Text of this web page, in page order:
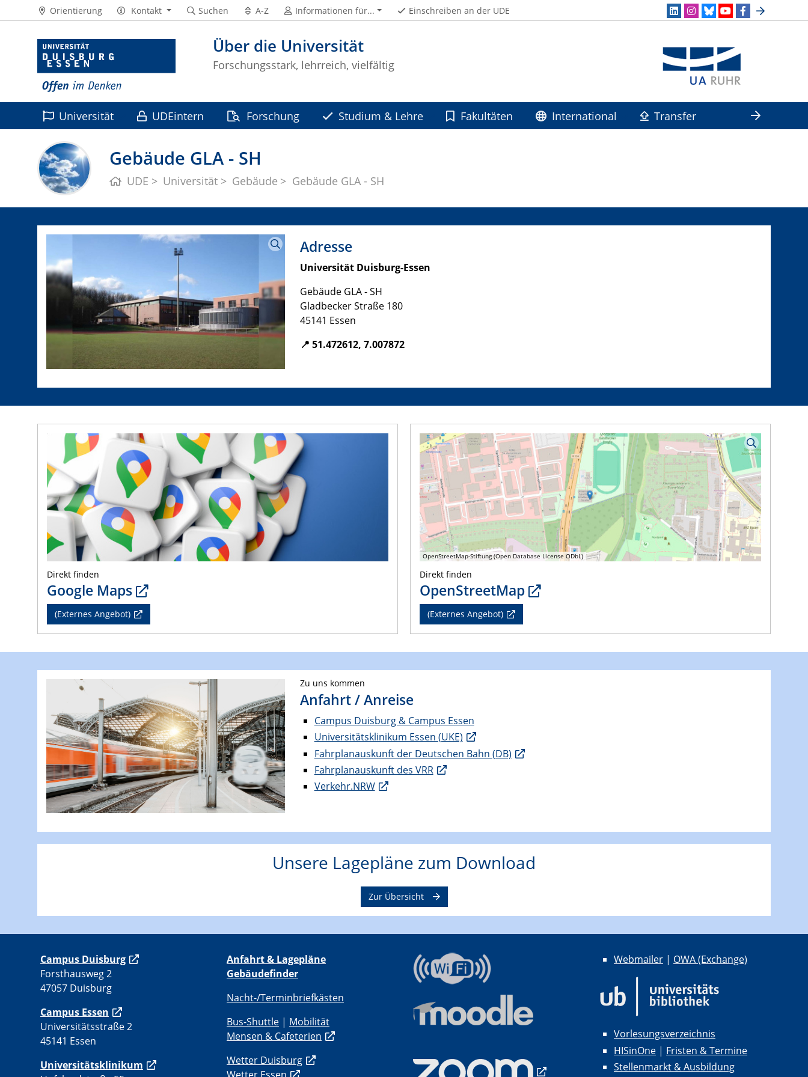
Über die Universität
Forschungsstark, lehrreich, vielfältig
Orientierung Kontakt Suchen A-Z Informationen für... Einschreiben an der UDE
Universität UDEintern Forschung Studium & Lehre Fakultäten International
Transfer
Leben
Gebäude GLA - SH
UDE Universität Gebäude Gebäude GLA - SH
Adresse
Universität Duisburg-Essen
Gebäude GLA - SH
Gladbecker Straße 180
45141 Essen
📍 51.472612, 7.007872
Direkt finden
Google Maps
(Externes Angebot)
OpenStreetMap-Stiftung (Open Database License ODbL)
Direkt finden
OpenStreetMap
(Externes Angebot)
Zu uns kommen
Anfahrt / Anreise
Campus Duisburg & Campus Essen
Universitätsklinikum Essen (UKE)
Fahrplanauskunft der Deutschen Bahn (DB)
Fahrplanauskunft des VRR
Verkehr.NRW
Unsere Lagepläne zum Download
Zur Übersicht
Campus Duisburg
Forsthausweg 2
47057 Duisburg
Campus Essen
Universitätsstraße 2
45141 Essen
Universitätsklinikum
Anfahrt & Lagepläne
Gebäudefinder
Nacht-/Terminbriefkästen
Bus-Shuttle | Mobilität
Mensen & Cafeterien
Wetter Duisburg
Webmailer | OWA (Exchange)
Vorlesungsverzeichnis
HISinOne | Fristen & Termine
Stellenmarkt & Ausbildung